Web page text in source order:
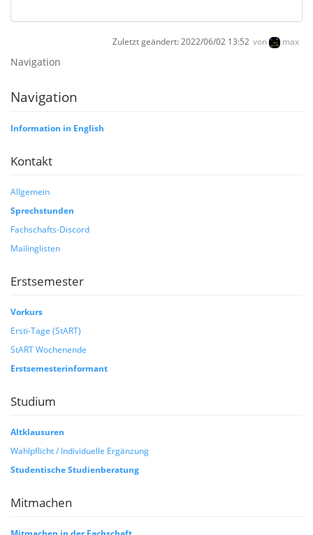
Zuletzt geändert: 2022/06/02 13:52 von max
Navigation
Navigation
Information in English
Kontakt
Allgemein
Sprechstunden
Fachschafts-Discord
Mailinglisten
Erstsemester
Vorkurs
Ersti-Tage (StART)
StART Wochenende
Erstsemesterinformant
Studium
Altklausuren
Wahlpflicht / Individuelle Ergänzung
Studentische Studienberatung
Mitmachen